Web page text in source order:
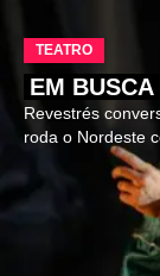
TEATRO
EM
Revestrés
roda o Nordeste